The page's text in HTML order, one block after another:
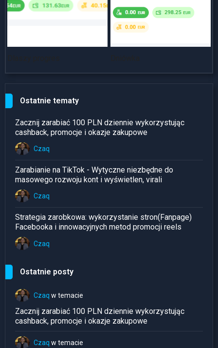
Ostatnie tematy
Zacznij zarabiać 100 PLN dziennie wykorzystując
cashback, promocje i okazje zakupowe
Czaq
Zarabianie na TikTok - Wytyczne niezbędne do
masowego rozwoju kont i wyświetlen, virali
Czaq
Strategia zarobkowa: wykorzystanie stron(Fanpage)
Facebooka i innowacyjnych metod promocji reels
Czaq
Ostatnie posty
Czaq w temacie
Zacznij zarabiać 100 PLN dziennie wykorzystując
cashback, promocje i okazje zakupowe
Czaq w temacie